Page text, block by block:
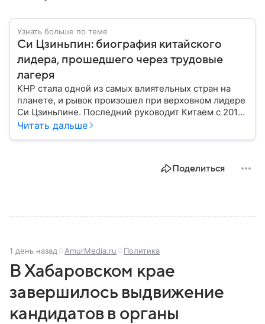
Узнать больше по теме
Си Цзиньпин: биография китайского
лидера, прошедшего через трудовые
лагеря
КНР стала одной из самых влиятельных стран на
планете, и рывок произошел при верховном лидере
Си Цзиньпине. Последний руководит Китаем с 2012
года: собрали главное из его биографии.
Читать дальше
Поделиться
1 день назад AmurMedia.ru Политика
В Хабаровском крае
завершилось выдвижение
кандидатов в органы